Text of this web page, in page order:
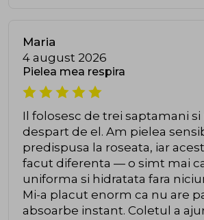
Maria
4 august 2026
Pielea mea respira
Il folosesc de trei saptamani
despart de el. Am pielea
predispusa la roseata, iar
facut diferenta — o simt mai
uniforma si hidratata fara
Mi-a placut enorm ca nu are
absoarbe instant. Coletul a